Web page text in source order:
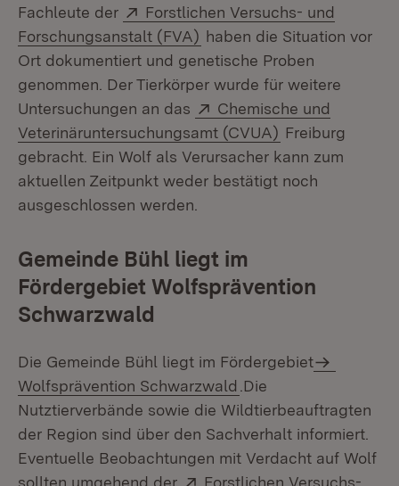
Fachleute der Extern:
Forstlichen Versuchs- und
Forschungsanstalt (FVA) (Öffnet in neuem Fenster)
haben die Situation vor
Ort dokumentiert und genetische Proben
genommen. Der Tierkörper wurde für weitere
Untersuchungen an das
Extern:
Chemische und
Veterinäruntersuchungsamt (CVUA) (Öffnet in
Freiburg
gebracht. Ein Wolf als Verursacher kann zum
aktuellen Zeitpunkt weder bestätigt noch
ausgeschlossen werden.
Gemeinde Bühl liegt im
Fördergebiet Wolfsprävention
Schwarzwald
Die Gemeinde Bühl liegt im Fördergebiet
Wolfsprävention Schwarzwald .Die
Nutztierverbände sowie die Wildtierbeauftragten
der Region sind über den Sachverhalt informiert.
Eventuelle Beobachtungen mit Verdacht auf Wolf
sollten umgehend der
Extern:
Forstlichen Versuchs-